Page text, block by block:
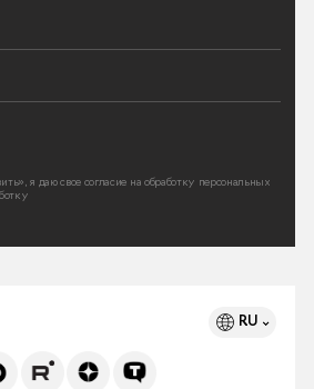
я даю свое согласие на обработку персональных
RU